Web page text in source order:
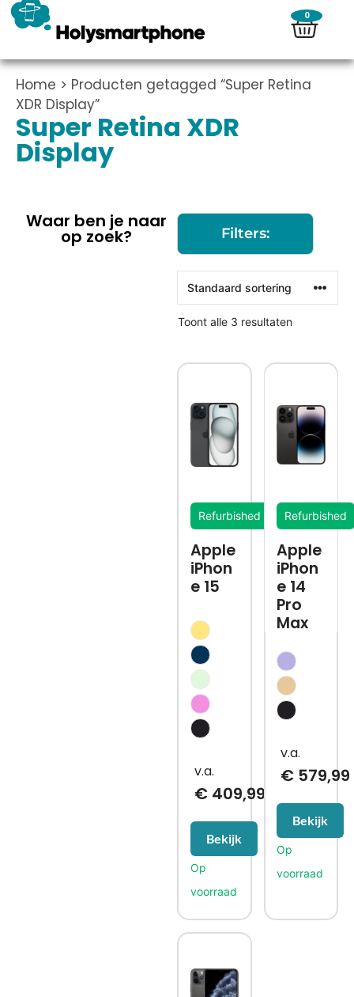
0
Home > Producten getagged “Super Retina
XDR Display”
Super Retina XDR
Display
Waar ben je naar
op zoek? Filters:
Toont alle 3 resultaten
Refurbished
Apple
iPhon
e 15
€409,99
Bekijk
Refurbished
Apple
iPhon
e 14
Pro
Max
€ 579,99
Bekijk